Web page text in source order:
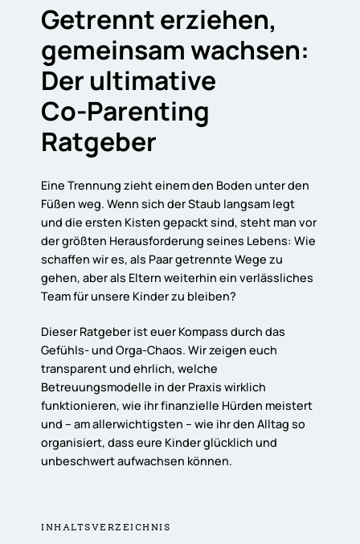
Getrennterziehen,
gemeinsamwachsen:
Der ultimative
Co-Parenting
Ratgeber
Eine Trennung zieht einem den Boden unter den
Füßen weg. Wenn sich der Staub langsam legt
und die ersten Kisten gepackt sind, steht man vor
der größten Herausforderung seines Lebens: Wie
schaffen wir es, als Paar getrennte Wege zu
gehen, aber als Eltern weiterhin ein verlässliches
Team für unsere Kinder zu bleiben?
Dieser Ratgeber ist euer Kompass durch das
Gefühls- und Orga-Chaos. Wir zeigen euch
transparent und ehrlich, welche
Betreuungsmodelle in der Praxis wirklich
funktionieren, wie ihr finanzielle Hürden meistert
und – am allerwichtigsten – wie ihr den Alltag so
organisiert, dass eure Kinder glücklich und
unbeschwert aufwachsen können.
INHALTSVERZEICHNIS